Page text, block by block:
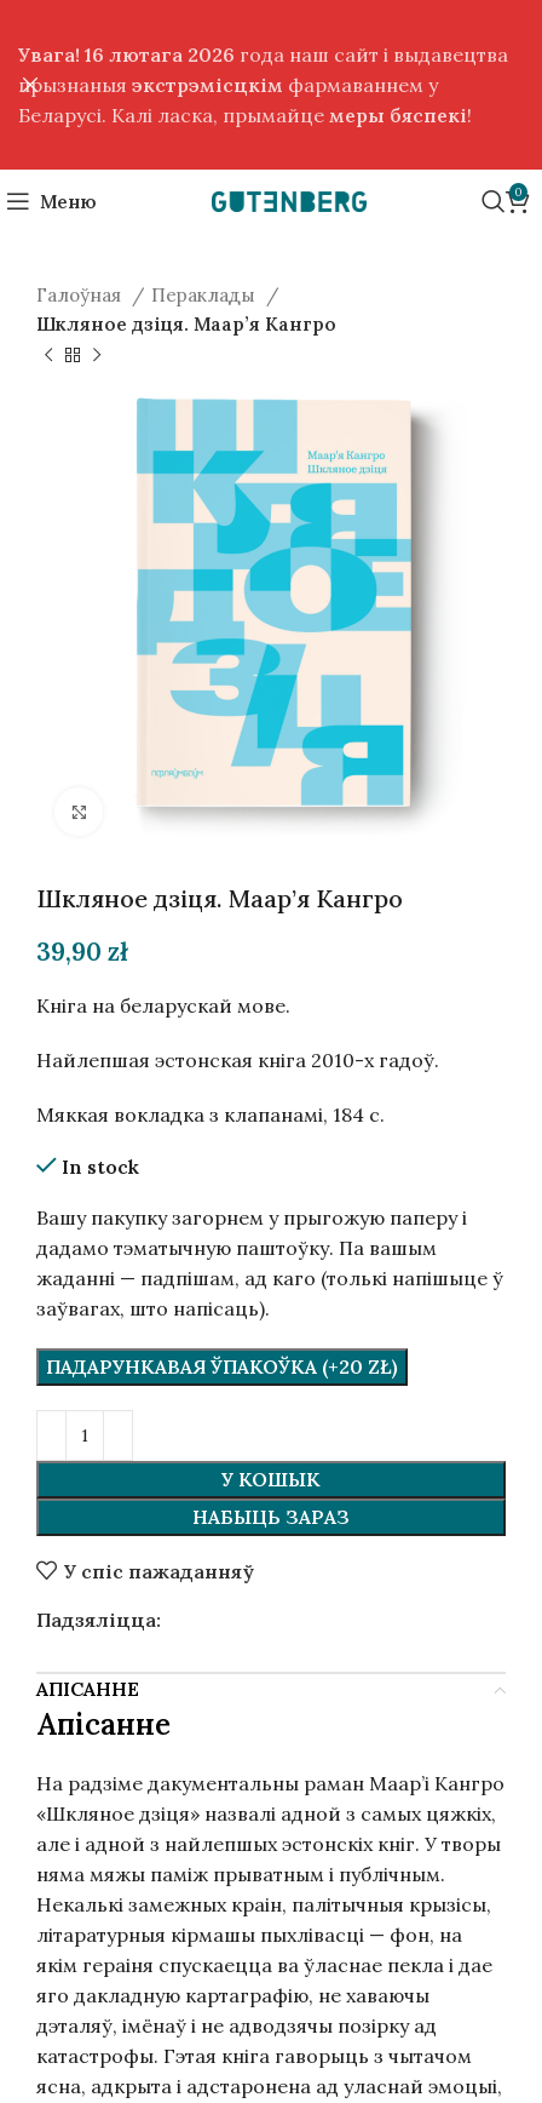
Меню 0
Галоўная
Пераклады
Шкляное дзіця. Маар’я Кангро
Націсніце, каб павялічыць
Шкляное дзіця. Маар’я Кангро
39,90 zł
Кніга на беларускай мове.
Найлепшая эстонская кніга 2010-х гадоў.
Мяккая вокладка з клапанамі, 184 с.
In stock
Вашу пакупку загорнем у прыгожую паперу і
дадамо тэматычную паштоўку. Па вашым
жаданні — падпішам, ад каго (толькі напішыце ў
заўвагах, што напісаць).
ПАДАРУНКАВАЯ ЎПАКОЎКА (+20 ZŁ)
У КОШЫК
НАБЫЦЬ ЗАРАЗ
У спіс пажаданняў
Падзяліцца:
АПІСАННЕ
Апісанне
На радзіме дакументальны раман Маар’і Кангро
«Шкляное дзіця» назвалі адной з самых цяжкіх,
але і адной з найлепшых эстонскіх кніг. У творы
няма мяжы паміж прыватным і публічным.
Некалькі замежных краін, палітычныя крызісы,
літаратурныя кірмашы пыхлівасці — фон, на
якім гераіня спускаецца ва ўласнае пекла і дае
яго дакладную картаграфію, не хаваючы
дэталяў, імёнаў і не адводзячы позірку ад
катастрофы. Гэтая кніга гаворыць з чытачом
ясна, адкрыта і адстаронена ад уласнай эмоцыі,
Увага! 16 лютага 2026 года наш сайт і выдавецтва
прызнаныя экстрэмісцкім фармаваннем у
Беларусі. Калі ласка, прымайце меры бяспекі!